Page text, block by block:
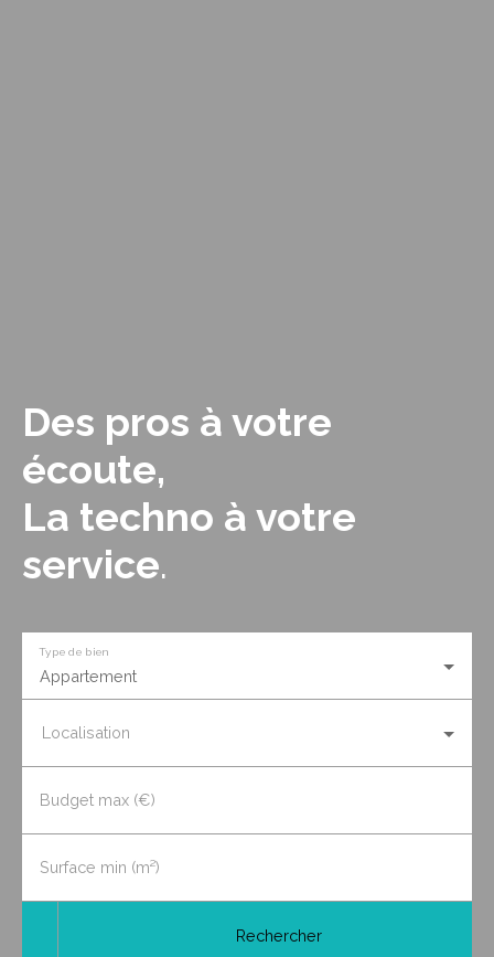
Des pros à votre
écoute,
La techno à votre
service.
Appartement
Type de bien
Localisation
Budget max (€)
Surface min (m²)
Rechercher